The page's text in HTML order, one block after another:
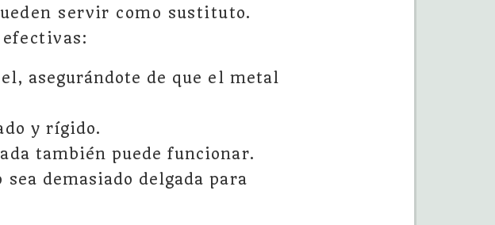
servir como sustituto.
asegurándote de que el metal
y rígido.
también puede funcionar.
demasiado delgada para